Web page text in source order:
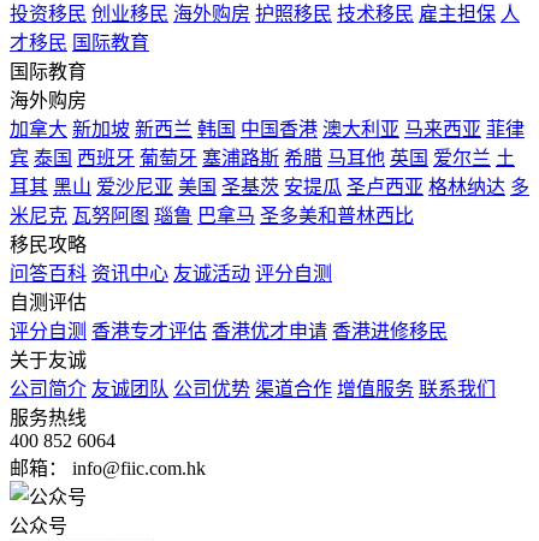
投资移民 创业移民 海外购房 护照移民 技术移民 雇主担保 人
才移民 国际教育
国际教育
海外购房
加拿大 新加坡 新西兰 韩国 中国香港 澳大利亚 马来西亚 菲律
宾 泰国 西班牙 葡萄牙 塞浦路斯 希腊 马耳他 英国 爱尔兰 土
耳其 黑山 爱沙尼亚 美国 圣基茨 安提瓜 圣卢西亚 格林纳达 多
米尼克 瓦努阿图 瑙鲁 巴拿马 圣多美和普林西比
移民攻略
问答百科 资讯中心 友诚活动 评分自测
自测评估
评分自测 香港专才评估 香港优才申请 香港进修移民
关于友诚
公司简介 友诚团队 公司优势 渠道合作 增值服务 联系我们
服务热线
400 852 6064
邮箱： info@fiic.com.hk
公众号